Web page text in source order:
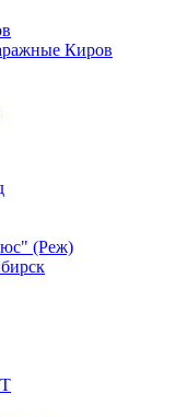
Киров
(Реж)